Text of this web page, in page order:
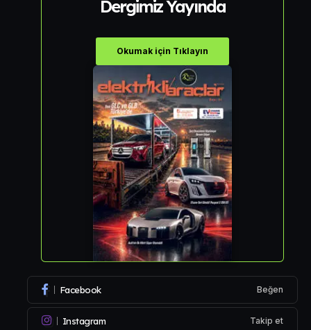
Dergimiz Yayında
Okumak için Tıklayın
Facebook Beğen
Instagram Takip et